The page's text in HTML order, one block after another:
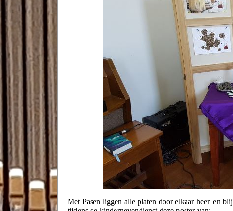
Met Pasen liggen alle platen door elkaar heen en